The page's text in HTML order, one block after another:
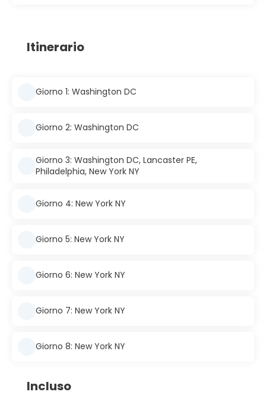
Itinerario
Giorno 1: Washington DC
Giorno 2: Washington DC
Giorno 3: Washington DC, Lancaster PE,
Philadelphia, New York NY
Giorno 4: New York NY
Giorno 5: New York NY
Giorno 6: New York NY
Giorno 7: New York NY
Giorno 8: New York NY
Incluso